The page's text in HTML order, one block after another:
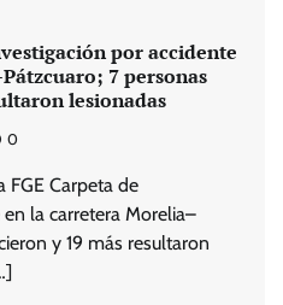
por accidente
7 personas
lesionadas
0
FGE Carpeta de
la carretera Morelia–
y 19 más resultaron